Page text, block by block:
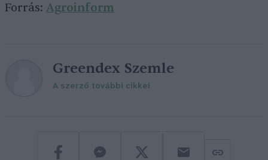
Forrás: Agroinform
Greendex Szemle
A szerző további cikkei